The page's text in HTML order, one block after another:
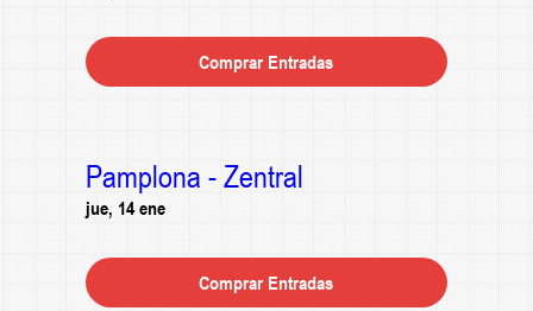
Comprar Entradas
Pamplona - Zentral
jue, 14 ene
Comprar Entradas